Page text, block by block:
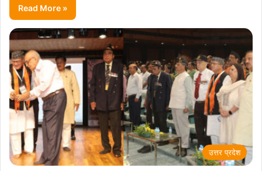
Read More »
उत्तर प्रदेश